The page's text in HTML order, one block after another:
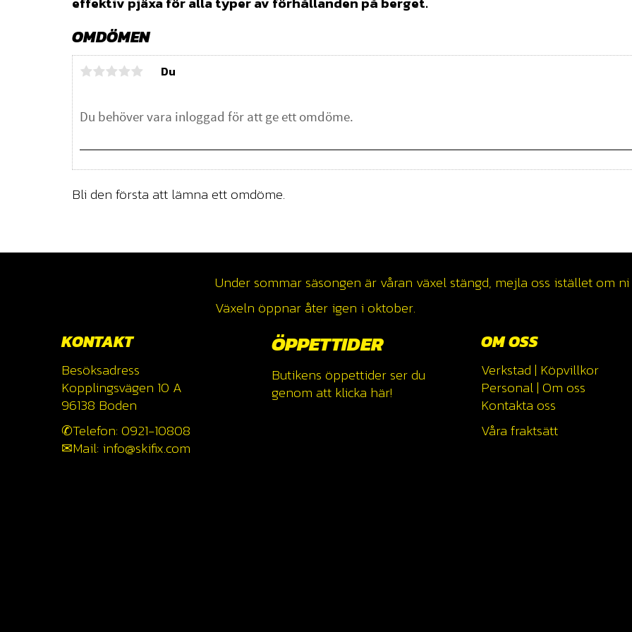
OMDÖMEN
Du
Bli den första att lämna ett omdöme.
Under sommar säsongen är våran växel stängd, mejla oss istället om
Växeln öppnar åter igen i oktober.
KONTAKT
Besöksadress
Kopplingsvägen 10 A
96138 Boden
✆Telefon: 0921-10808
✉Mail: info@skifix.com
ÖPPETTIDER
Butikens öppettider ser du
genom att klicka här!
OM OSS
Verkstad | Köpvillkor
Personal| Om oss
Kontakta oss
Våra fraktsätt